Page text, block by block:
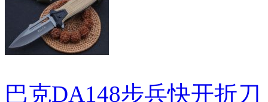
巴克DA148步兵快开折刀